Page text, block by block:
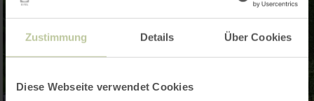
Zustimmung Details Über Cookies
Diese Webseite verwendet Cookies